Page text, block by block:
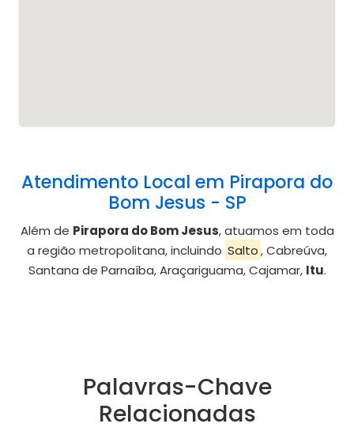
Atendimento Local em Pirapora do
Bom Jesus - SP
Além de Pirapora do Bom Jesus, atuamos em toda
a região metropolitana, incluindo Salto, Cabreúva,
Santana de Parnaíba, Araçariguama, Cajamar, Itu.
Palavras-Chave
Relacionadas